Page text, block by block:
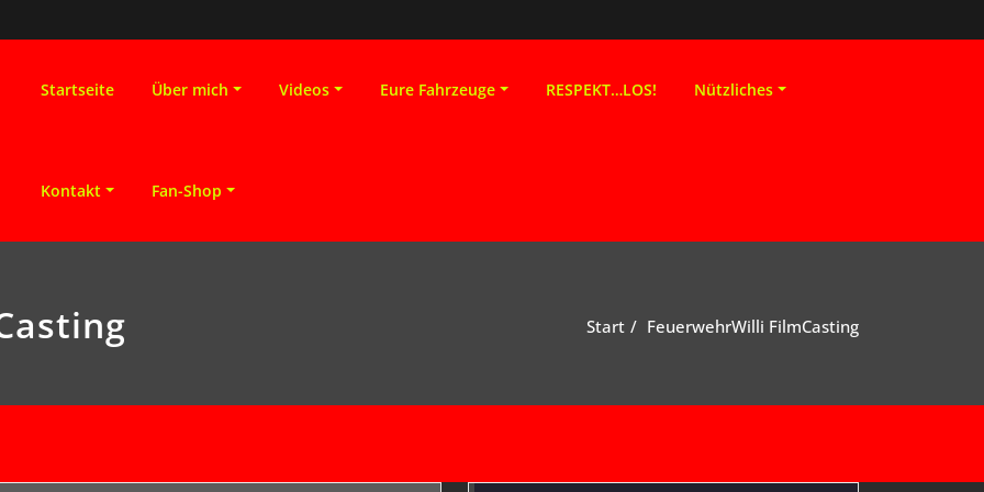
Startseite Über mich Videos Eure Fahrzeuge RESPEKT…LOS! Nützliches
Kontakt Fan-Shop
Start FeuerwehrWilli FilmCasting